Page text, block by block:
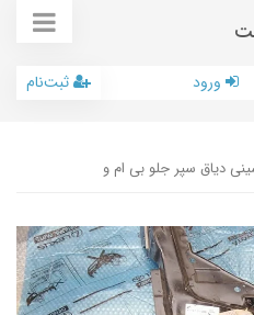
ورود ثبت‌نام
دیاق سپر جلو بی ام و